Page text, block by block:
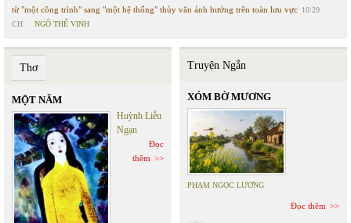
từ "một công trình" sang "một hệ thống" thủy văn ảnh hưởng trên toàn lưu vực 10:29
CH
NGÔ THẾ VINH
Thơ
MỘT NĂM
Huỳnh Liễu
Ngạn
Đọc
thêm
Truyện Ngắn
XÓM BỜ MƯƠNG
PHẠM NGỌC LƯƠNG
Đọc thêm